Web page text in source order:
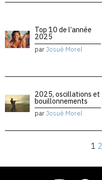
Top 10 de l’année
2025
parJosué Morel
2025, oscillations et
bouillonnements
parJosué Morel
1 2